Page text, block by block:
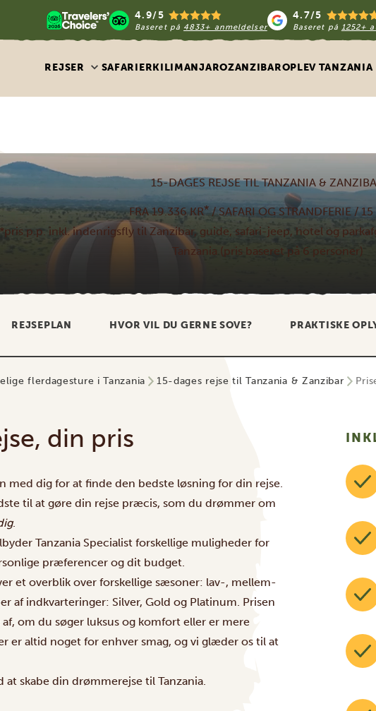
4.9/5
Baseret på 4833+ anmeldelser
4.7/5
Baseret på 1252+
REJSER SAFARIERKILIMANJAROZANZIBAROPLEV TANZANIA
15-DAGES REJSE TIL TANZANIA &
FRA 19.336 KR*/ SAFARI OG STRANDFERIE / 15
*pris p.p. inkl. indenrigsfly til Zanzibar, guide, safari-jeep, hotel og
Tanzania (pris baseret på 6 personer)
REJSEPLAN HVOR VIL DU GERNE SOVE? PRAKTISKE
flerdagesture i Tanzania 15-dages rejse til Tanzania & Zanzibar
din pris
med dig for at finde den bedste løsning for din rejse.
til at gøre din rejse præcis, som du drømmer om
.
Tanzania Specialist forskellige muligheder for
præferencer og dit budget.
et overblik over forskellige sæsoner: lav-, mellem-
af indkvarteringer: Silver, Gold og Platinum. Prisen
om du søger luksus og komfort eller er mere
er altid noget for enhver smag, og vi glæder os til at
skabe din drømmerejse til Tanzania.